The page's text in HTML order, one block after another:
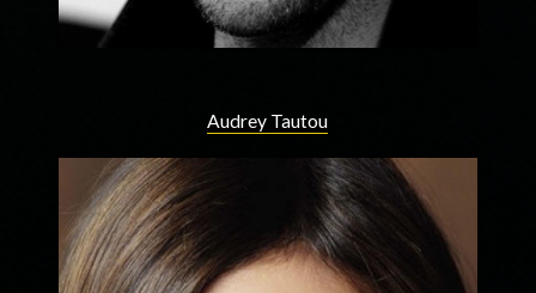
Audrey Tautou